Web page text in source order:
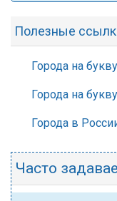
Полезные
Города на
Города на
Города в
Часто